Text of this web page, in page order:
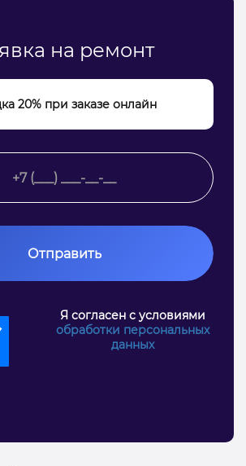
на ремонт
20% при заказе онлайн
Отправить
Я согласен с условиями
обработки персональных
данных